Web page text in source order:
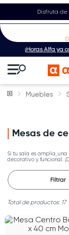
Disfruta de
¡Horas Alfa ya
Muebles
Mesas de
Si tu sala es amplia, una
decorativo y funcional.
Filtrar
17